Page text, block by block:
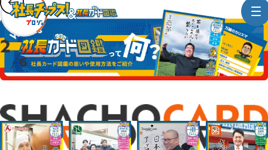
2
6